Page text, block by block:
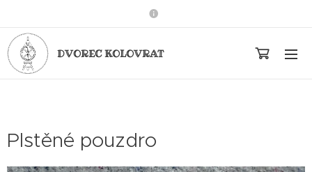
DVOREC KOLOVRAT
Plstěné pouzdro